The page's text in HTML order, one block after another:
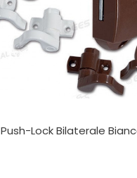
Push-Lock Bilaterale